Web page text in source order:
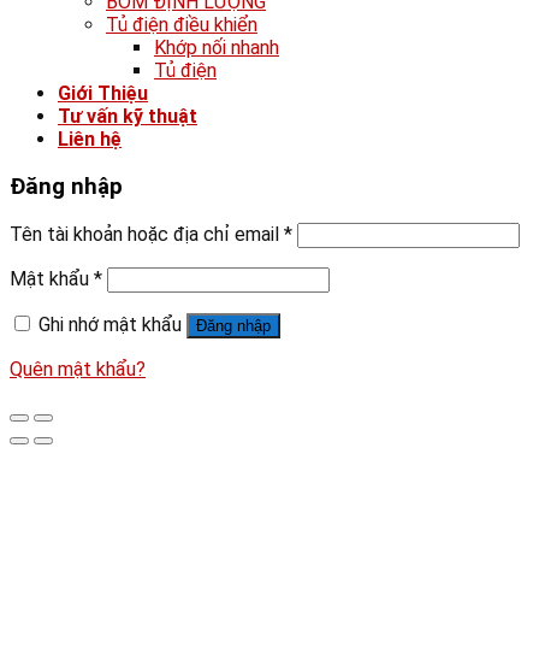
Tủ điện điều khiển
Khớp nối nhanh
Tủ điện
Giới Thiệu
Tư vấn kỹ thuật
Liên hệ
Đăng nhập
Tên tài khoản hoặc địa chỉ email *
Mật khẩu *
Ghi nhớ mật khẩu
Đăng nhập
Quên mật khẩu?